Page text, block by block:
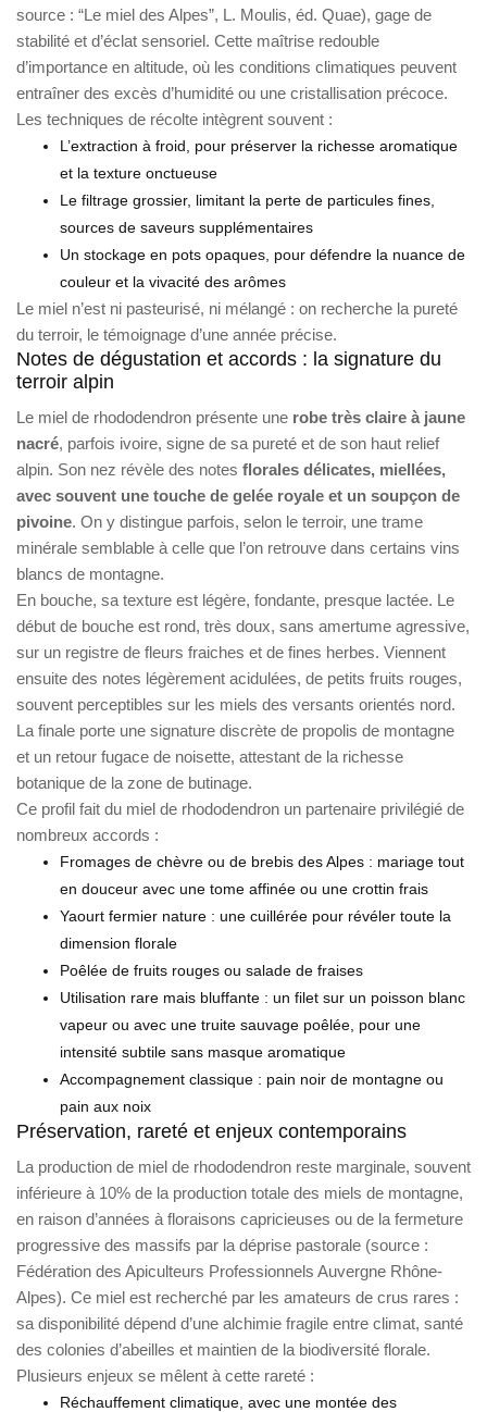
source : “Le miel des Alpes”, L. Moulis, éd. Quae), gage de
stabilité et d’éclat sensoriel. Cette maîtrise redouble
d’importance en altitude, où les conditions climatiques peuvent
entraîner des excès d’humidité ou une cristallisation précoce.
Les techniques de récolte intègrent souvent :
L’extraction à froid, pour préserver la richesse aromatique
et la texture onctueuse
Le filtrage grossier, limitant la perte de particules fines,
sources de saveurs supplémentaires
Un stockage en pots opaques, pour défendre la nuance de
couleur et la vivacité des arômes
Le miel n’est ni pasteurisé, ni mélangé : on recherche la pureté
du terroir, le témoignage d’une année précise.
Notes de dégustation et accords : la signature du
terroir alpin
Le miel de rhododendron présente une robe très claire à jaune
nacré, parfois ivoire, signe de sa pureté et de son haut relief
alpin. Son nez révèle des notes florales délicates, miellées,
avec souvent une touche de gelée royale et un soupçon de
pivoine. On y distingue parfois, selon le terroir, une trame
minérale semblable à celle que l’on retrouve dans certains vins
blancs de montagne.
En bouche, sa texture est légère, fondante, presque lactée. Le
début de bouche est rond, très doux, sans amertume agressive,
sur un registre de fleurs fraiches et de fines herbes. Viennent
ensuite des notes légèrement acidulées, de petits fruits rouges,
souvent perceptibles sur les miels des versants orientés nord.
La finale porte une signature discrète de propolis de montagne
et un retour fugace de noisette, attestant de la richesse
botanique de la zone de butinage.
Ce profil fait du miel de rhododendron un partenaire privilégié de
nombreux accords :
Fromages de chèvre ou de brebis des Alpes : mariage tout
en douceur avec une tome affinée ou une crottin frais
Yaourt fermier nature : une cuillérée pour révéler toute la
dimension florale
Poêlée de fruits rouges ou salade de fraises
Utilisation rare mais bluffante : un filet sur un poisson blanc
vapeur ou avec une truite sauvage poêlée, pour une
intensité subtile sans masque aromatique
Accompagnement classique : pain noir de montagne ou
pain aux noix
Préservation, rareté et enjeux contemporains
La production de miel de rhododendron reste marginale, souvent
inférieure à 10% de la production totale des miels de montagne,
en raison d’années à floraisons capricieuses ou de la fermeture
progressive des massifs par la déprise pastorale (source :
Fédération des Apiculteurs Professionnels Auvergne Rhône-
Alpes). Ce miel est recherché par les amateurs de crus rares :
sa disponibilité dépend d’une alchimie fragile entre climat, santé
des colonies d’abeilles et maintien de la biodiversité florale.
Plusieurs enjeux se mêlent à cette rareté :
Réchauffement climatique, avec une montée des